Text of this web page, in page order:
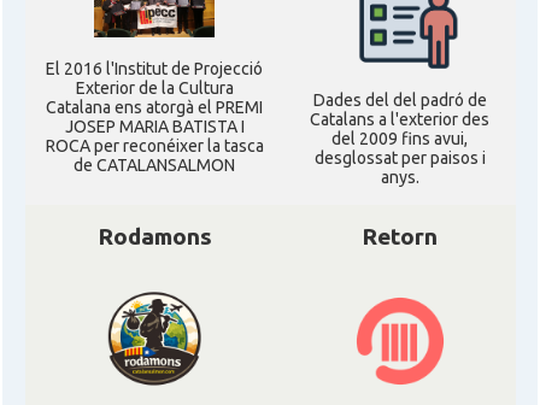
El 2016 l'Institut de Projecció
Exterior de la Cultura
Catalana ens atorgà el PREMI
JOSEP MARIA BATISTA I
ROCA per reconéixer la tasca
de CATALANSALMON
Dades del del padró de
Catalans a l'exterior des
del 2009 fins avui,
desglossat per paisos i
anys.
Rodamons Retorn